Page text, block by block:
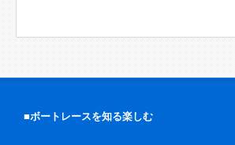
■ボートレースを知る楽しむ